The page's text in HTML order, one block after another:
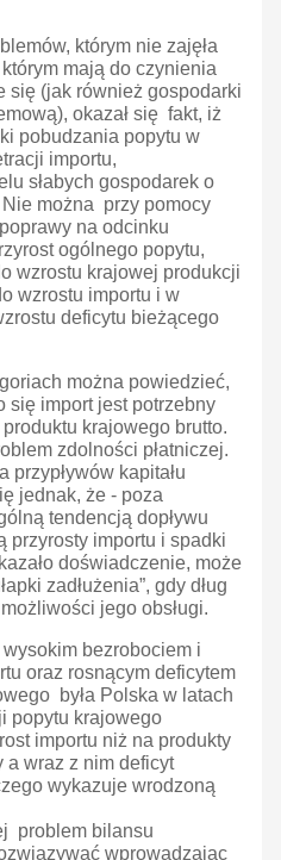
którym nie zajęła
mają do czynienia
(jak również gospodarki
okazał się fakt, iż
pobudzania popytu w
importu,
słabych gospodarek o
można przy pomocy
na odcinku
ogólnego popytu,
wzrostu krajowej produkcji
wzrostu importu i w
deficytu bieżącego
można powiedzieć,
się import jest potrzebny
krajowego brutto.
zdolności płatniczej.
przypływów kapitału
jednak, że - poza
tendencją dopływu
przyrosty importu i spadki
doświadczenie, może
zadłużenia”, gdy dług
jego obsługi.
bezrobociem i
oraz rosnącym deficytem
była Polska w latach
popytu krajowego
importu niż na produkty
a wraz z nim deficyt
wykazuje wrodzoną
problem bilansu
wprowadzając